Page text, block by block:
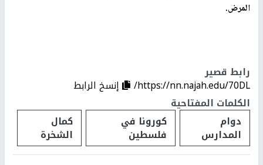
المرض.
رابط قصير
https://nn.najah.edu/70DL/
إنسخ الرابط
الكلمات المفتاحية
دوام
المدارس
كورونا في
فلسطين
كمال
الشخرة